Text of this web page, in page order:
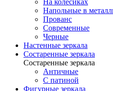
На колесиках
Напольные в
Прованс
Современные
Черные
Настенные зеркала
Состаренные зеркала
Состаренные зеркала
Античные
С патиной
Фигурные зеркала